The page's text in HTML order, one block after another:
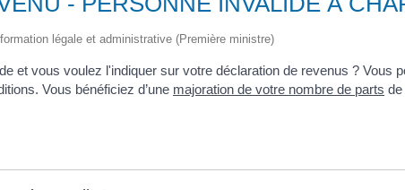
légale et administrative (Première ministre)
et vous voulez l'indiquer sur votre déclaration de revenus ? Vous
Vous bénéficiez d’une majoration de votre nombre de parts de